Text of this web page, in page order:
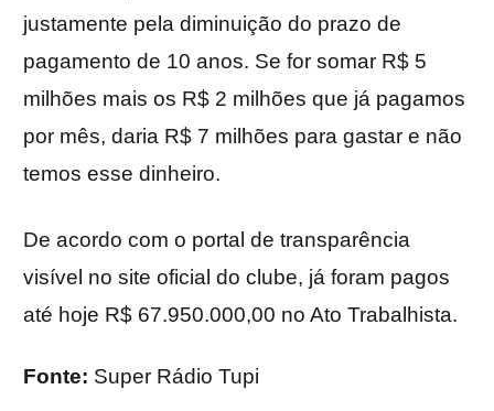
justamente pela diminuição do prazo de
pagamento de 10 anos. Se for somar R$ 5
milhões mais os R$ 2 milhões que já pagamos
por mês, daria R$ 7 milhões para gastar e não
temos esse dinheiro.
De acordo com o portal de transparência
visível no site oficial do clube, já foram pagos
até hoje R$ 67.950.000,00 no Ato Trabalhista.
Fonte: Super Rádio Tupi